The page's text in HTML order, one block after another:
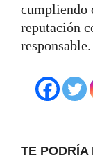
cumpliendo
reputación
responsable.
TE PODRÍA